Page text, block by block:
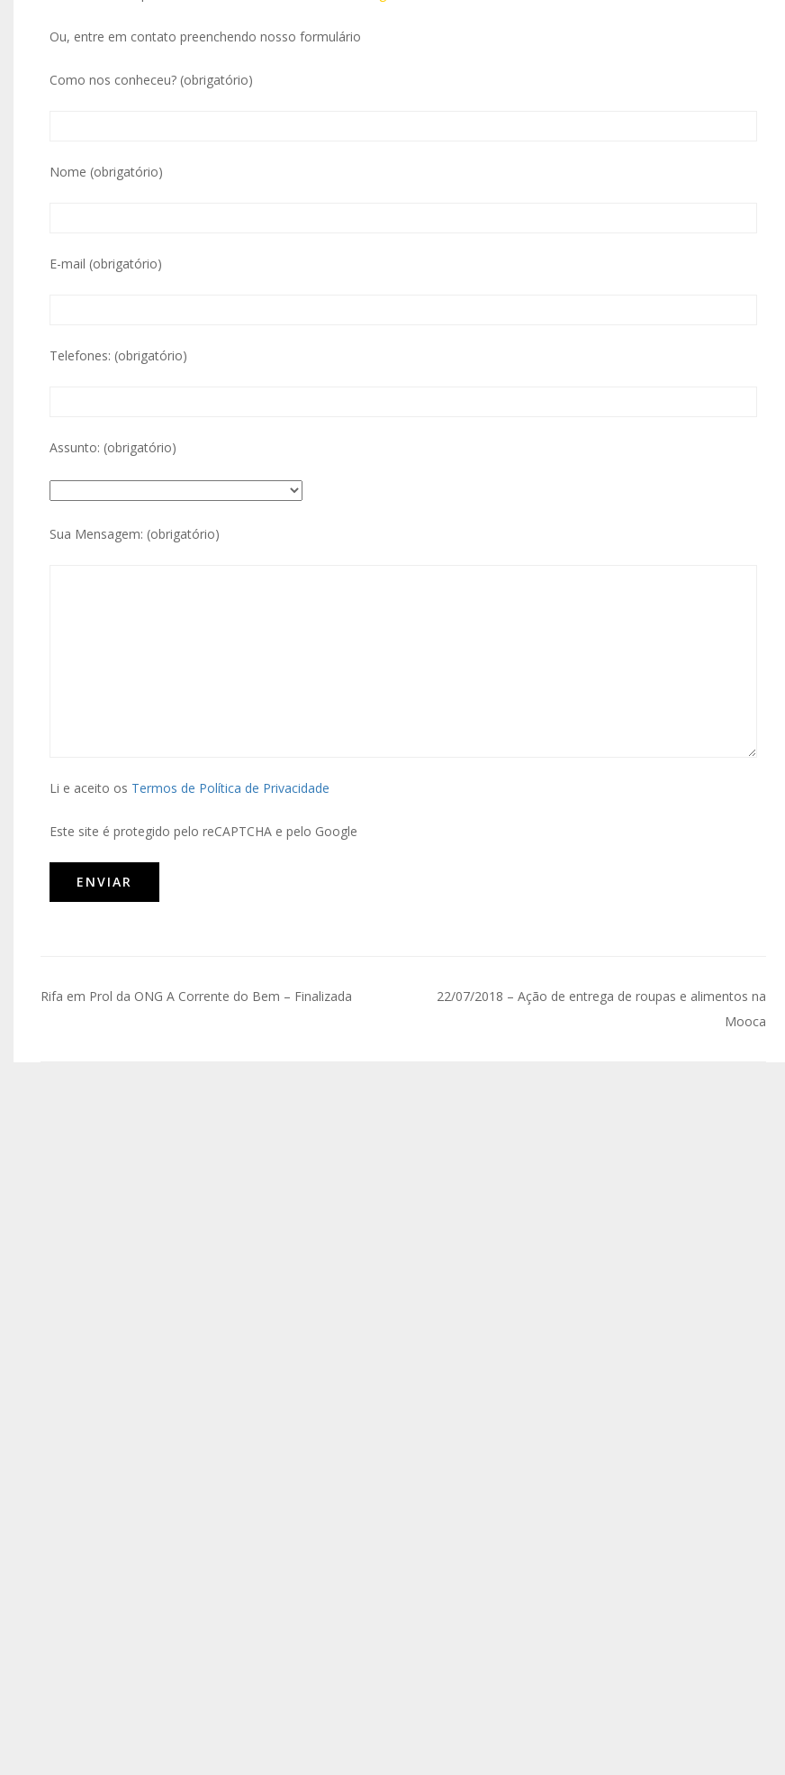
Ou, entre em contato preenchendo nosso formulário
Como nos conheceu? (obrigatório)
Nome (obrigatório)
E-mail (obrigatório)
Telefones: (obrigatório)
Assunto: (obrigatório)
Sua Mensagem: (obrigatório)
Li e aceito os Termos de Política de Privacidade
Este site é protegido pelo reCAPTCHA e pelo Google
Rifa em Prol da ONG A Corrente do Bem – Finalizada
22/07/2018 – Ação de entrega de roupas e alimentos na
Mooca